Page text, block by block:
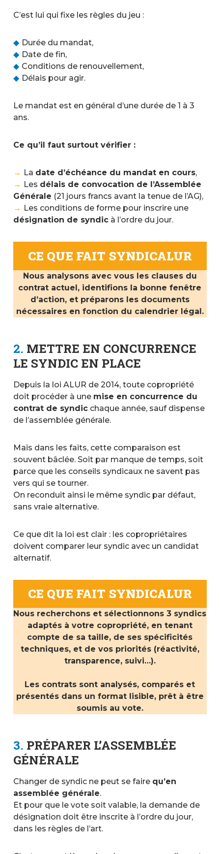
C’est lui qui fixe les règles du jeu :
Durée du mandat,
Date de fin,
Conditions de renouvellement,
Délais pour agir.
Le mandat est en général d’une durée de 1 à 3
ans.
Ce qu’il faut surtout vérifier :
La date d’échéance du mandat en cours,
Les délais de convocation de l’Assemblée
Générale (21 jours francs avant la tenue de l’AG),
Les conditions de forme pour inscrire une
désignation de syndicà l’ordre du jour.
CE QUE FAIT SYNDICALUR
Nous analysons avec vous les clauses du
contrat actuel, identifions la bonne fenêtre
d’action, et préparons les documents
nécessaires en fonction du calendrier légal.
2. METTRE EN CONCURRENCE
LE SYNDIC EN PLACE
Depuis la loi ALUR de 2014, toute copropriété
doit procéder à une mise en concurrence du
contrat de syndicchaque année, sauf dispense
de l’assemblée générale.
Mais dans les faits, cette comparaison est
souvent bâclée. Soit par manque de temps, soit
parce que les conseils syndicaux ne savent pas
vers qui se tourner.
On reconduit ainsi le même syndic par défaut,
sans vraie alternative.
Ce que dit la loi est clair : les copropriétaires
doivent comparer leur syndic avec un candidat
alternatif.
CE QUE FAIT SYNDICALUR
Nous recherchons et sélectionnons 3 syndics
adaptés à votre copropriété, en tenant
compte de sa taille, de ses spécificités
techniques, et de vos priorités (réactivité,
transparence, suivi…).
Les contrats sont analysés, comparés et
présentés dans un format lisible, prêt à être
soumis au vote.
3. PRÉPARER L’ASSEMBLÉE
GÉNÉRALE
Changer de syndic ne peut se faire qu’en
assemblée générale.
Et pour que le vote soit valable, la demande de
désignation doit être inscrite à l’ordre du jour,
dans les règles de l’art.